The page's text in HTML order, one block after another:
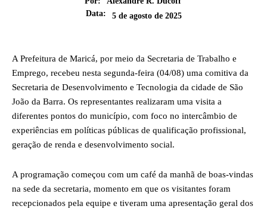
Data:
5 de agosto de 2025
A Prefeitura de Maricá, por meio da Secretaria de Trabalho e
Emprego, recebeu nesta segunda-feira (04/08) uma comitiva da
Secretaria de Desenvolvimento e Tecnologia da cidade de São
João da Barra. Os representantes realizaram uma visita a
diferentes pontos do município, com foco no intercâmbio de
experiências em políticas públicas de qualificação profissional,
geração de renda e desenvolvimento social.
A programação começou com um café da manhã de boas-vindas
na sede da secretaria, momento em que os visitantes foram
recepcionados pela equipe e tiveram uma apresentação geral dos